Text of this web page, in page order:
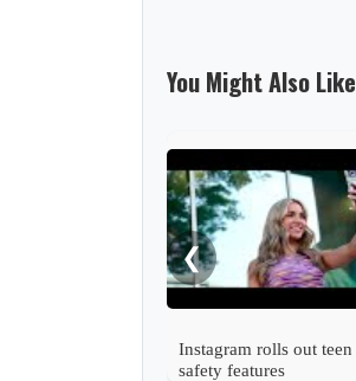
You Might Also Like
❮
Instagram rolls out teen
safety features